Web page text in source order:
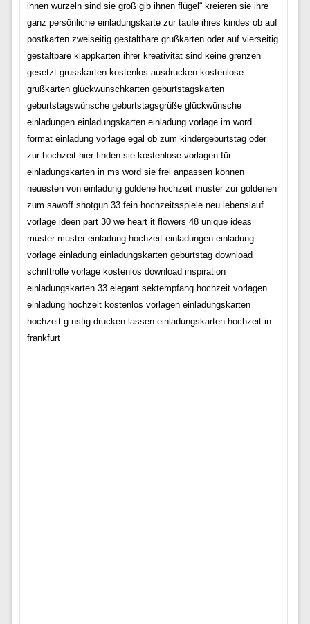
ihnen wurzeln sind sie groß gib ihnen flügel“ kreieren sie ihre
ganz persönliche einladungskarte zur taufe ihres kindes ob auf
postkarten zweiseitig gestaltbare grußkarten oder auf vierseitig
gestaltbare klappkarten ihrer kreativität sind keine grenzen
gesetzt grusskarten kostenlos ausdrucken kostenlose
grußkarten glückwunschkarten geburtstagskarten
geburtstagswünsche geburtstagsgrüße glückwünsche
einladungen einladungskarten einladung vorlage im word
format einladung vorlage egal ob zum kindergeburtstag oder
zur hochzeit hier finden sie kostenlose vorlagen für
einladungskarten in ms word sie frei anpassen können
neuesten von einladung goldene hochzeit muster zur goldenen
zum sawoff shotgun 33 fein hochzeitsspiele neu lebenslauf
vorlage ideen part 30 we heart it flowers 48 unique ideas
muster muster einladung hochzeit einladungen einladung
vorlage einladung einladungskarten geburtstag download
schriftrolle vorlage kostenlos download inspiration
einladungskarten 33 elegant sektempfang hochzeit vorlagen
einladung hochzeit kostenlos vorlagen einladungskarten
hochzeit g nstig drucken lassen einladungskarten hochzeit in
frankfurt